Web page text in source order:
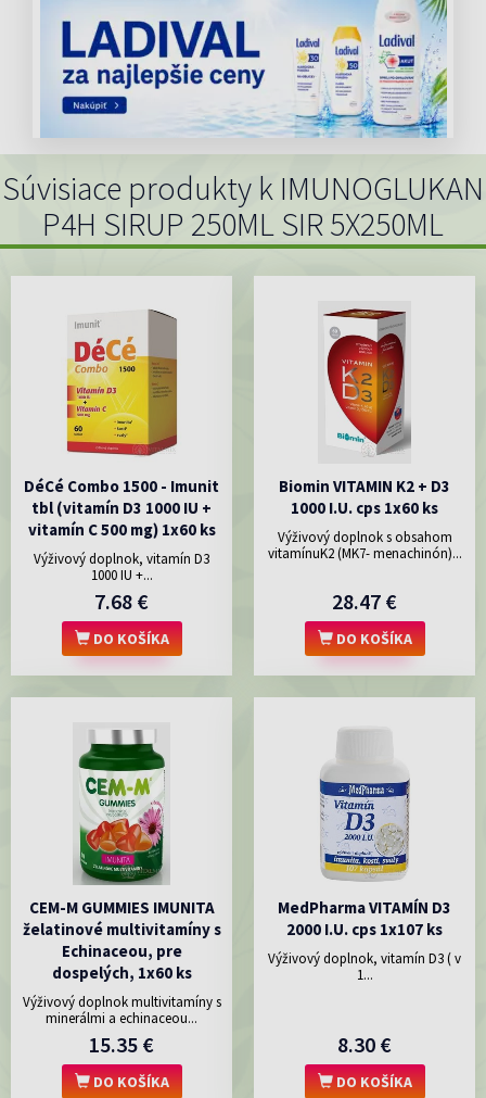
Súvisiace produkty k IMUNOGLUKAN
P4H SIRUP 250ML SIR 5X250ML
DéCé Combo 1500 - Imunit
tbl (vitamín D3 1000 IU +
vitamín C 500 mg) 1x60 ks
Výživový doplnok, vitamín D3
1000 IU +...
7.68 €
DO KOŠÍKA
Biomin VITAMIN K2 + D3
1000 I.U. cps 1x60 ks
Výživový doplnok s obsahom
vitamínuK2 (MK7- menachinón)...
28.47 €
DO KOŠÍKA
CEM-M GUMMIES IMUNITA
želatinové multivitamíny s
Echinaceou, pre
dospelých, 1x60 ks
Výživový doplnok multivitamíny s
minerálmi a echinaceou...
15.35 €
DO KOŠÍKA
MedPharma VITAMÍN D3
2000 I.U. cps 1x107 ks
Výživový doplnok, vitamín D3 ( v
1...
8.30 €
DO KOŠÍKA